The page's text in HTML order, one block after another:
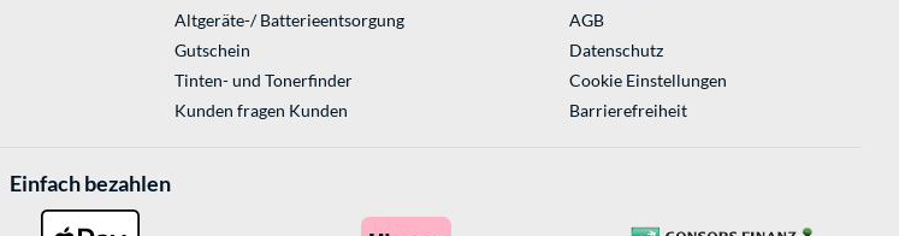
Altgeräte-/ Batterieentsorgung
Gutschein
Tinten- und Tonerfinder
Kunden fragen Kunden
AGB
Datenschutz
Cookie Einstellungen
Barrierefreiheit
Einfach bezahlen